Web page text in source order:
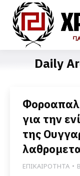
Daily
για την
της
ΕΠΙΚΑΙΡΟΤΗΤΑ